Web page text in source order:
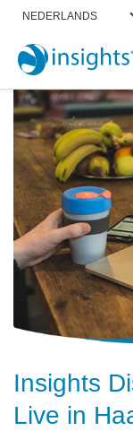
NEDERLANDS
Insights
Live in